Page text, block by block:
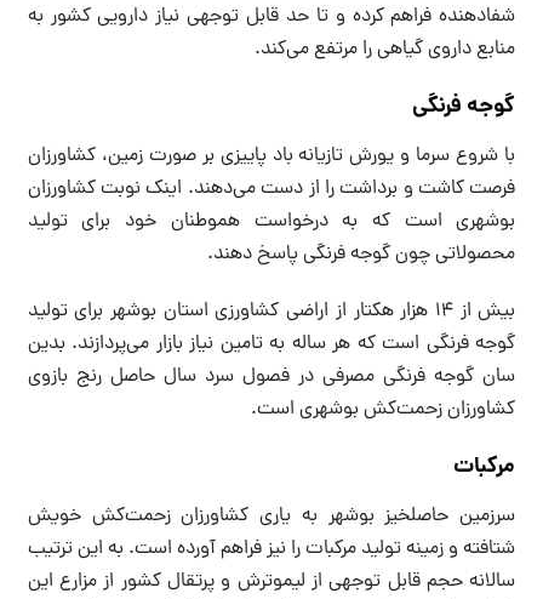
شفادهنده فراهم کرده و تا حد قابل توجهی نیاز دارویی کشور به
منابع داروی گیاهی را مرتفع می‌کند.
گوجه فرنگی
با شروع سرما و یورش تازیانه باد پاییزی بر صورت زمین، کشاورزان
فرصت کاشت و برداشت را از دست می‌دهند. اینک نوبت کشاورزان
بوشهری است که به درخواست هموطنان خود برای تولید
محصولاتی چون گوجه فرنگی پاسخ دهند.
بیش از ۱۴ هزار هکتار از اراضی کشاورزی استان بوشهر برای تولید
گوجه فرنگی است که هر ساله به تامین نیاز بازار می‌پردازند. بدین
سان گوجه فرنگی مصرفی در فصول سرد سال حاصل رنج بازوی
کشاورزان زحمت‌کش بوشهری است.
مرکبات
سرزمین حاصلخیز بوشهر به یاری کشاورزان زحمت‌کش خویش
شتافته و زمینه تولید مرکبات را نیز فراهم آورده است. به این ترتیب
سالانه حجم قابل توجهی از لیموترش و پرتقال کشور از مزارع این